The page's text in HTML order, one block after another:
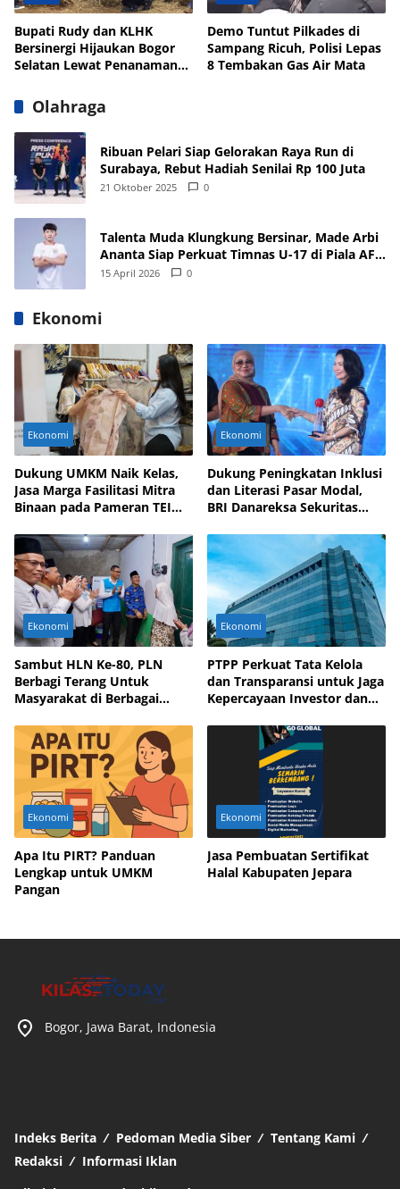
Bupati Rudy dan KLHK
Bersinergi Hijaukan Bogor
Selatan Lewat Penanaman
Demo Tuntut Pilkades di
Sampang Ricuh, Polisi Lepas
8 Tembakan Gas Air Mata
Olahraga
Ribuan Pelari Siap Gelorakan Raya Run di
Surabaya, Rebut Hadiah Senilai Rp 100 Juta
21 Oktober 2025 0
Talenta Muda Klungkung Bersinar, Made Arbi
Ananta Siap Perkuat Timnas U-17 di Piala AFF
dan Asia 2026
15 April 2026 0
Ekonomi
Ekonomi
Dukung UMKM Naik Kelas,
Jasa Marga Fasilitasi Mitra
Binaan pada Pameran TEI
Ekonomi
Dukung Peningkatan Inklusi
dan Literasi Pasar Modal,
BRI Danareksa Sekuritas
Ekonomi
Sambut HLN Ke-80, PLN
Berbagi Terang Untuk
Masyarakat di Berbagai
Ekonomi
PTPP Perkuat Tata Kelola
dan Transparansi untuk Jaga
Kepercayaan Investor dan
Ekonomi
Apa Itu PIRT? Panduan
Lengkap untuk UMKM
Pangan
Ekonomi
Jasa Pembuatan Sertifikat
Halal Kabupaten Jepara
Bogor, Jawa Barat, Indonesia
Indeks Berita Pedoman Media Siber
Tentang Kami
Redaksi
Informasi Iklan